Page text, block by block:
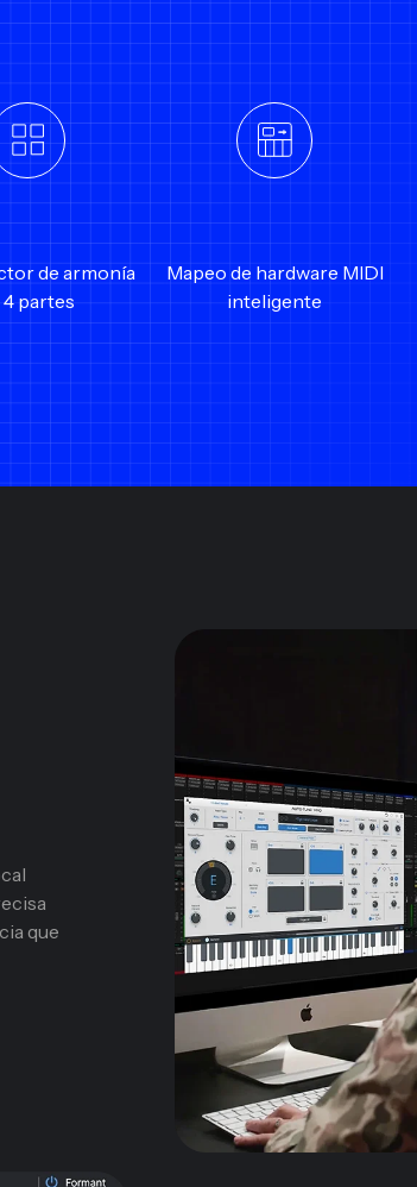
de armonía
4 partes
Mapeo de hardware MIDI
inteligente
que